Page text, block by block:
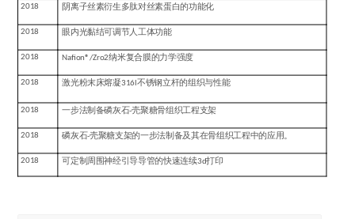
2018 阴离子丝素衍生多肽对丝素蛋白的功能化
2018 眼内光黏结可调节人工体功能
2018 Nafion®/Zro2纳米复合膜的力学强度
2018 激光粉末床熔凝316l不锈钢立杆的组织与性能
2018 一步法制备磷灰石-壳聚糖骨组织工程支架
2018 磷灰石-壳聚糖支架的一步法制备及其在骨组织工程中的应用。
2018 可定制周围神经引导导管的快速连续3d打印